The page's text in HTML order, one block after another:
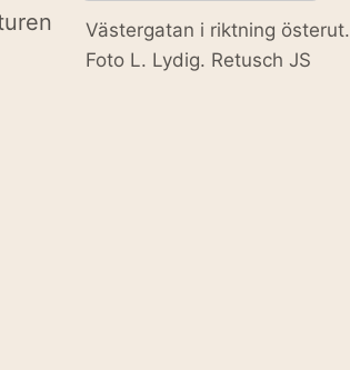
Västergatan i riktning österut.
Foto L. Lydig. Retusch JS